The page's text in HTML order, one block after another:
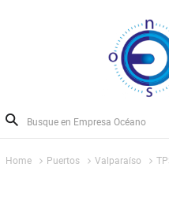
Home Puertos Valparaíso